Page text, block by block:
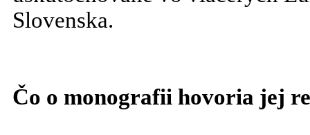
Slovenska.
Čo o monografii hovoria jej